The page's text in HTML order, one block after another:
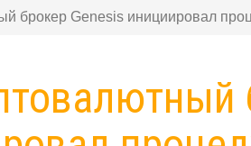
брокер Genesis инициировал